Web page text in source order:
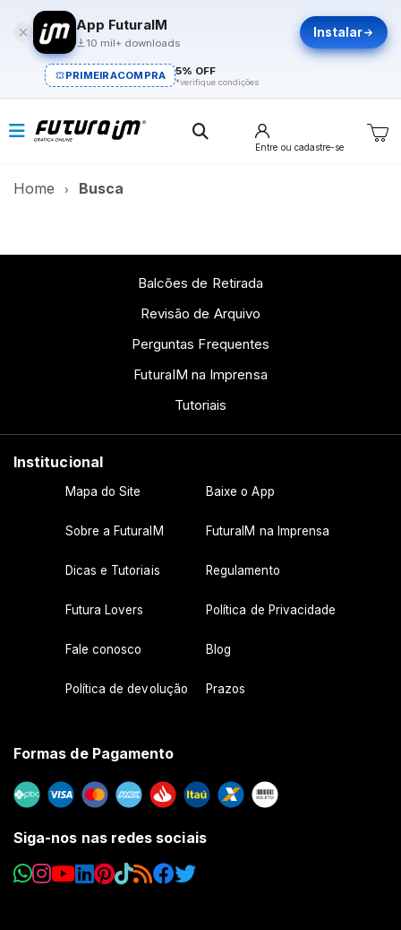
App FuturaIM
10 mil+ downloads
Instalar
PRIMEIRACOMPRA 5% OFF
*verifique condições
Entre ou cadastre-se
Home Busca
Balcões de Retirada
Revisão de Arquivo
Perguntas Frequentes
FuturaIM na Imprensa
Tutoriais
Institucional
Mapa do Site Baixe o App
Sobre a FuturaIM FuturaIM na Imprensa
Dicas e Tutoriais Regulamento
Futura Lovers Política de Privacidade
Fale conosco Blog
Política de devolução Prazos
Formas de Pagamento
Siga-nos nas redes sociais